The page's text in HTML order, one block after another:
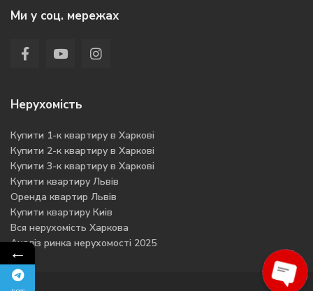
Ми у соц. мережах
Нерухомість
Купити 1-к квартиру в Харкові
Купити 2-к квартиру в Харкові
Купити 3-к квартиру в Харкові
Купити квартиру Львів
Оренда квартир Львів
Купити квартиру Киів
Вся нерухомість Харкова
Аналіз ринка нерухомості 2025
←